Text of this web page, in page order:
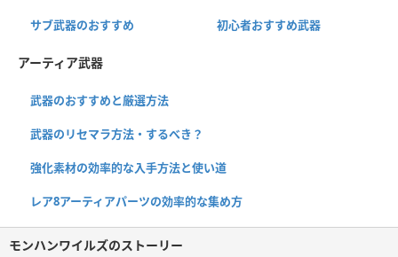
サブ武器のおすすめ 初心者おすすめ武器
アーティア武器
武器のおすすめと厳選方法
武器のリセマラ方法・するべき？
強化素材の効率的な入手方法と使い道
レア8アーティアパーツの効率的な集め方
モンハンワイルズのストーリー